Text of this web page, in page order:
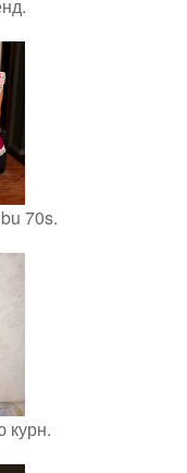
70s.
курн.